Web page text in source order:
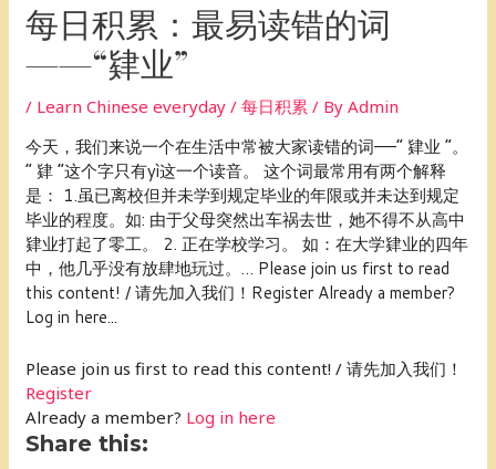
每日积累：最易读错的词
——“肄业”
/ Learn Chinese everyday / 每日积累 / ByAdmin
今天，我们来说一个在生活中常被大家读错的词——“ 肄业 ”。
“ 肄 ”这个字只有yì这一个读音。 这个词最常用有两个解释
是： 1.虽已离校但并未学到规定毕业的年限或并未达到规定
毕业的程度。如: 由于父母突然出车祸去世，她不得不从高中
肄业打起了零工。 2. 正在学校学习。 如：在大学肄业的四年
中，他几乎没有放肆地玩过。… Please join us first to read
this content! / 请先加入我们！Register Already a member?
Log in here...
Please join us first to read this content! / 请先加入我们！
Register
Already a member? Log in here
Share this: